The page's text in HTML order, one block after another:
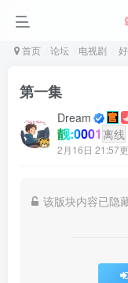
首页 论坛 电视剧
第一集
Dream
靓:0001 离线
2月16日 21:57
该版块内容已隐